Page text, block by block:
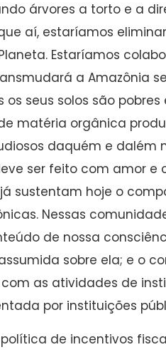
árvores a torto e a
aí, estaríamos
Estaríamos
a Amazônia
os seus solos são
matéria orgânica
daquém e dalém
ser feito com amor e
sustentam hoje o
Nessas
de nossa
sobre ela; e o
as atividades de
por instituições
de incentivos